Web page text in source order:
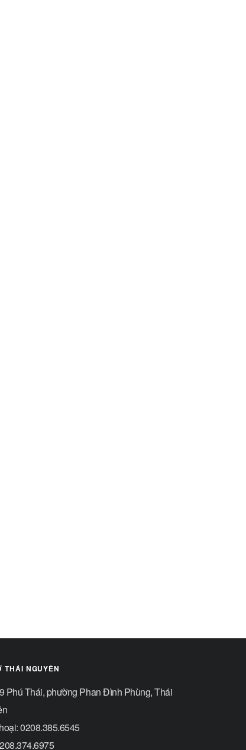
THÁI NGUYÊN
Phú Thái, phường Phan Đình Phùng, Thái
0208.385.6545